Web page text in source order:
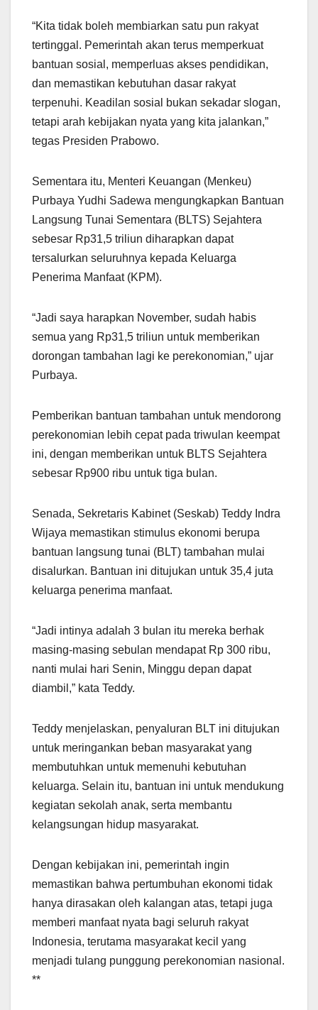
“Kita tidak boleh membiarkan satu pun rakyat
tertinggal. Pemerintah akan terus memperkuat
bantuan sosial, memperluas akses pendidikan,
dan memastikan kebutuhan dasar rakyat
terpenuhi. Keadilan sosial bukan sekadar slogan,
tetapi arah kebijakan nyata yang kita jalankan,”
tegas Presiden Prabowo.
Sementara itu, Menteri Keuangan (Menkeu)
Purbaya Yudhi Sadewa mengungkapkan Bantuan
Langsung Tunai Sementara (BLTS) Sejahtera
sebesar Rp31,5 triliun diharapkan dapat
tersalurkan seluruhnya kepada Keluarga
Penerima Manfaat (KPM).
“Jadi saya harapkan November, sudah habis
semua yang Rp31,5 triliun untuk memberikan
dorongan tambahan lagi ke perekonomian,” ujar
Purbaya.
Pemberikan bantuan tambahan untuk mendorong
perekonomian lebih cepat pada triwulan keempat
ini, dengan memberikan untuk BLTS Sejahtera
sebesar Rp900 ribu untuk tiga bulan.
Senada, Sekretaris Kabinet (Seskab) Teddy Indra
Wijaya memastikan stimulus ekonomi berupa
bantuan langsung tunai (BLT) tambahan mulai
disalurkan. Bantuan ini ditujukan untuk 35,4 juta
keluarga penerima manfaat.
“Jadi intinya adalah 3 bulan itu mereka berhak
masing-masing sebulan mendapat Rp 300 ribu,
nanti mulai hari Senin, Minggu depan dapat
diambil,” kata Teddy.
Teddy menjelaskan, penyaluran BLT ini ditujukan
untuk meringankan beban masyarakat yang
membutuhkan untuk memenuhi kebutuhan
keluarga. Selain itu, bantuan ini untuk mendukung
kegiatan sekolah anak, serta membantu
kelangsungan hidup masyarakat.
Dengan kebijakan ini, pemerintah ingin
memastikan bahwa pertumbuhan ekonomi tidak
hanya dirasakan oleh kalangan atas, tetapi juga
memberi manfaat nyata bagi seluruh rakyat
Indonesia, terutama masyarakat kecil yang
menjadi tulang punggung perekonomian nasional.
**